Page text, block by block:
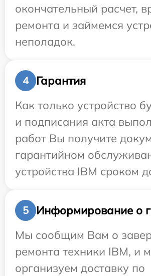
окончательный расчет,
ремонта и займемся
неполадок.
4
Гарантия
Как только устройство
и подписания акта
работ Вы получите
гарантийном
устройства IBM сроком
5
Информирование о
Мы сообщим Вам о
ремонта техники IBM, и
организуем доставку по